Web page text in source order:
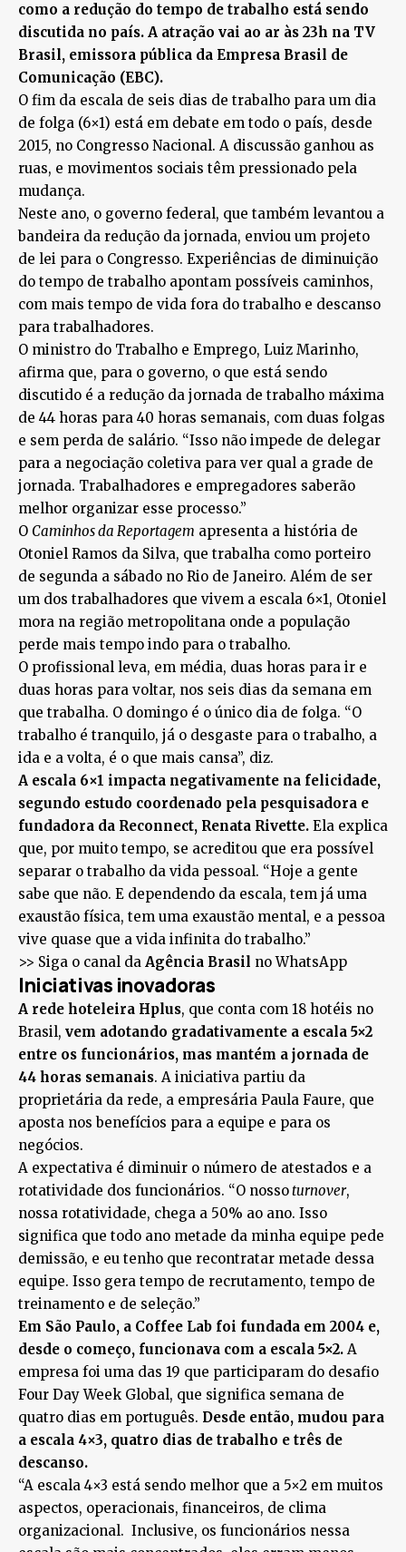
como a redução do tempo de trabalho está sendo
discutida no país. A atração vai ao ar às 23h na TV
Brasil, emissora pública da Empresa Brasil de
Comunicação (EBC).
O fim da escala de seis dias de trabalho para um dia
de folga (6×1) está em debate em todo o país, desde
2015, no Congresso Nacional. A discussão ganhou as
ruas, e movimentos sociais têm pressionado pela
mudança.
Neste ano, o governo federal, que também levantou a
bandeira da redução da jornada, enviou um projeto
de lei para o Congresso. Experiências de diminuição
do tempo de trabalho apontam possíveis caminhos,
com mais tempo de vida fora do trabalho e descanso
para trabalhadores.
O ministro do Trabalho e Emprego, Luiz Marinho,
afirma que, para o governo, o que está sendo
discutido é a redução da jornada de trabalho máxima
de 44 horas para 40 horas semanais, com duas folgas
e sem perda de salário. “Isso não impede de delegar
para a negociação coletiva para ver qual a grade de
jornada. Trabalhadores e empregadores saberão
melhor organizar esse processo.”
O Caminhos da Reportagem apresenta a história de
Otoniel Ramos da Silva, que trabalha como porteiro
de segunda a sábado no Rio de Janeiro. Além de ser
um dos trabalhadores que vivem a escala 6×1, Otoniel
mora na região metropolitana onde a população
perde mais tempo indo para o trabalho.
O profissional leva, em média, duas horas para ir e
duas horas para voltar, nos seis dias da semana em
que trabalha. O domingo é o único dia de folga. “O
trabalho é tranquilo, já o desgaste para o trabalho, a
ida e a volta, é o que mais cansa”, diz.
A escala 6×1 impacta negativamente na felicidade,
segundo estudo coordenado pela pesquisadora e
fundadora da Reconnect, Renata Rivette. Ela explica
que, por muito tempo, se acreditou que era possível
separar o trabalho da vida pessoal. “Hoje a gente
sabe que não. E dependendo da escala, tem já uma
exaustão física, tem uma exaustão mental, e a pessoa
vive quase que a vida infinita do trabalho.”
>> Siga o canal da Agência Brasil no WhatsApp
Iniciativas inovadoras
A rede hoteleira Hplus, que conta com 18 hotéis no
Brasil, vem adotando gradativamente a escala 5×2
entre os funcionários, mas mantém a jornada de
44 horas semanais. A iniciativa partiu da
proprietária da rede, a empresária Paula Faure, que
aposta nos benefícios para a equipe e para os
negócios.
A expectativa é diminuir o número de atestados e a
rotatividade dos funcionários. “O nossoturnover,
nossa rotatividade, chega a 50% ao ano. Isso
significa que todo ano metade da minha equipe pede
demissão, e eu tenho que recontratar metade dessa
equipe. Isso gera tempo de recrutamento, tempo de
treinamento e de seleção.”
Em São Paulo, a Coffee Lab foi fundada em 2004 e,
desde o começo, funcionava com a escala 5×2. A
empresa foi uma das 19 que participaram do desafio
Four Day Week Global, que significa semana de
quatro dias em português. Desde então, mudou para
a escala 4×3, quatro dias de trabalho e três de
descanso.
“A escala 4×3 está sendo melhor que a 5×2 em muitos
aspectos, operacionais, financeiros, de clima
organizacional. Inclusive, os funcionários nessa